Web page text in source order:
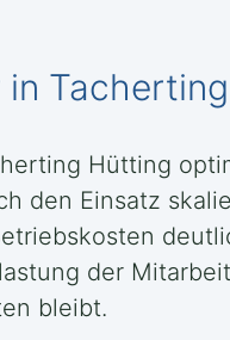
Hütting
den Einsatz
der
bleibt.